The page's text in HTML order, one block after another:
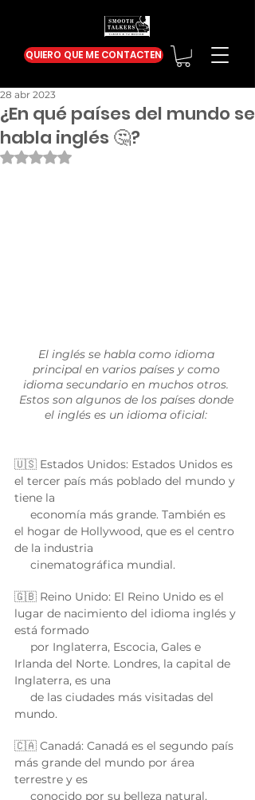
QUIERO QUE ME CONTACTEN
¿En qué países del mundo se
habla inglés 🤔?
28 abr 2023
Obtuvo NaN de 5 estrellas.
El inglés se habla como idioma
principal en varios países y como
idioma secundario en muchos otros.
Estos son algunos de los países donde
el inglés es un idioma oficial:
🇺🇸 Estados Unidos: Estados Unidos es
el tercer país más poblado del mundo y
tiene la
el hogar de Hollywood, que es el centro
de la industria
     cinematográfica mundial.
🇬🇧 Reino Unido: El Reino Unido es el
lugar de nacimiento del idioma inglés y
está formado
Irlanda del Norte. Londres, la capital de
Inglaterra, es una
mundo.
🇨🇦 Canadá: Canadá es el segundo país
más grande del mundo por área
terrestre y es